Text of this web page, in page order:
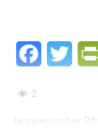
Facebook
2
Norwegischer